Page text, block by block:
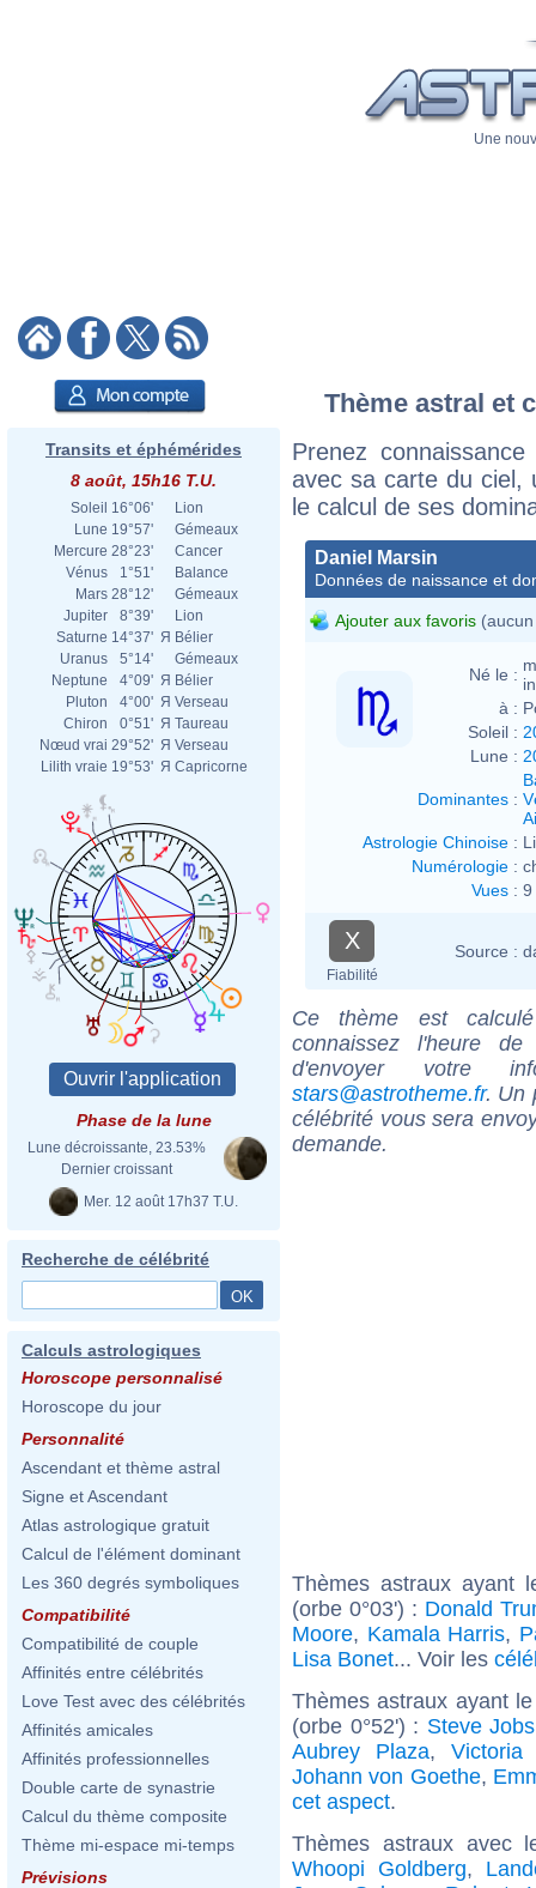
Une
Transits et éphémérides
8 août, 15h16 T.U.
Soleil 16°06'
Lion
Lune 19°57'
Gémeaux
Mercure 28°23'
Cancer
Vénus
1°51'
Balance
Mars 28°12'
Gémeaux
Jupiter
8°39'
Lion
Saturne 14°37' Я Bélier
Uranus
5°14'
Gémeaux
Neptune
4°09' Я Bélier
Pluton
4°00' Я Verseau
Chiron
0°51' Я Taureau
Nœud vrai 29°52' Я Verseau
Lilith vraie 19°53' Я Capricorne
Phase de la lune
Lune décroissante, 23.53%
Dernier croissant
Mer. 12 août 17h37 T.U.
Recherche de célébrité
Calculs astrologiques
Horoscope personnalisé
Horoscope du jour
Personnalité
Ascendant et thème astral
Signe et Ascendant
Atlas astrologique gratuit
Calcul de l'élément dominant
Les 360 degrés symboliques
Compatibilité
Compatibilité de couple
Affinités entre célébrités
Love Test avec des célébrités
Affinités amicales
Affinités professionnelles
Double carte de synastrie
Calcul du thème composite
Thème mi-espace mi-temps
Prévisions
Thème astral et
Prenez
avec sa carte du ciel,
le calcul de ses
Daniel Marsin
Données de naissance et
Ajouter aux favoris
Né le :
à :
Soleil :
Lune :
Dominantes :
Astrologie Chinoise :
Numérologie :
Vues : 9
X
Fiabilité
Source :
Ce thème est
connaissez l'heure
d'envoyer votre
stars@astrotheme.fr. Un
célébrité vous sera
demande.
Thèmes astraux ayant
(orbe 0°03') : Donald
Moore, Kamala Harris,
Lisa Bonet... Voir les
Thèmes astraux ayant
(orbe 0°52') : Steve Jobs
Aubrey Plaza, Victoria
Johann von Goethe,
cet aspect.
Thèmes astraux avec
Whoopi Goldberg,